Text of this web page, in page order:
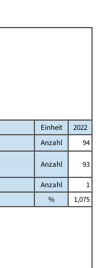
Einheit
2022
Anzahl
94
Anzahl 93
Anzahl
1
%
1,075